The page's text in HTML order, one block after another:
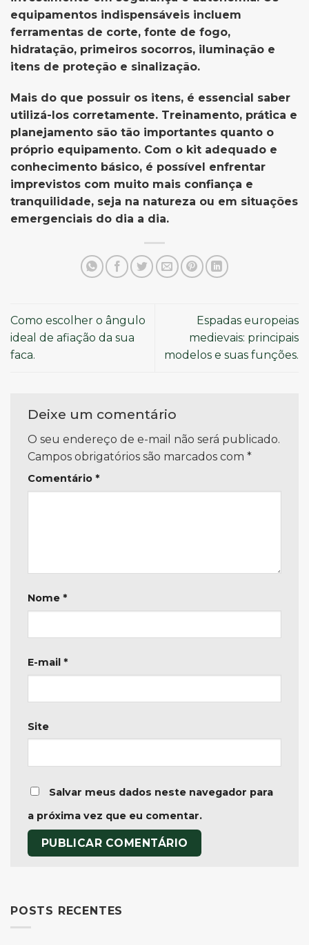
equipamentos indispensáveis incluem
ferramentas de corte, fonte de fogo,
hidratação, primeiros socorros, iluminação e
itens de proteção e sinalização.
Mais do que possuir os itens, é essencial saber
utilizá-los corretamente. Treinamento, prática e
planejamento são tão importantes quanto o
próprio equipamento. Com o kit adequado e
conhecimento básico, é possível enfrentar
imprevistos com muito mais confiança e
tranquilidade, seja na natureza ou em situações
emergenciais do dia a dia.
Como escolher o ângulo
ideal de afiação da sua
faca.
Espadas europeias
medievais: principais
modelos e suas funções.
Deixe um comentário
O seu endereço de e-mail não será publicado.
Campos obrigatórios são marcados com *
Comentário *
Nome *
E-mail *
Site
Salvar meus dados neste navegador para
a próxima vez que eu comentar.
POSTS RECENTES